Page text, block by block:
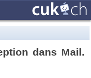
dans Mail.​